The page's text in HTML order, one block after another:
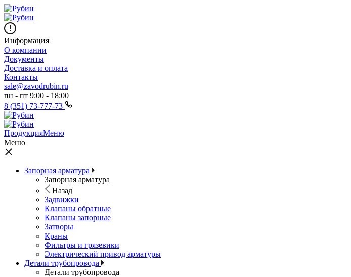
Информация
О компании
Документы
Доставка и оплата
Контакты
sale@zavodrubin.ru
пн - пт 9:00 - 18:00
8 (351) 73-777-73
ПродукцияМеню
Меню
Запорная арматура
Запорная арматура
Назад
Задвижки
Клапаны обратные
Клапаны запорные
Затворы
Краны
Фильтры и грязевики
Электрический привод арматуры
Детали трубопровода
Детали трубопровода